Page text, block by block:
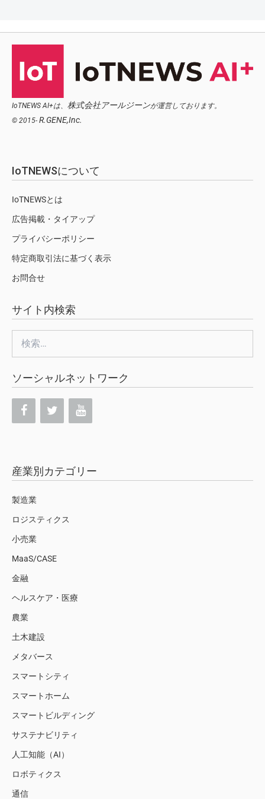
IoTNEWS AI+は、 株式会社アールジーンが運営しております。
© 2015- R.GENE,Inc.
IoTNEWSについて
IoTNEWSとは
広告掲載・タイアップ
プライバシーポリシー
特定商取引法に基づく表示
お問合せ
サイト内検索
索:
ソーシャルネットワーク
産業別カテゴリー
製造業
ロジスティクス
小売業
MaaS/CASE
金融
ヘルスケア・医療
農業
土木建設
メタバース
スマートシティ
スマートホーム
スマートビルディング
サステナビリティ
人工知能（AI）
ロボティクス
通信